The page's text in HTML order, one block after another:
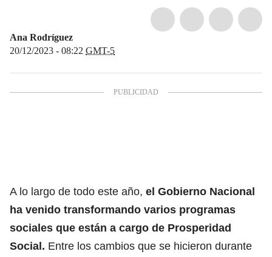
Ana Rodríguez
20/12/2023 - 08:22 GMT-5
A lo largo de todo este año, el Gobierno Nacional
ha venido transformando varios programas
sociales que están a cargo de Prosperidad
Social. Entre los cambios que se hicieron durante